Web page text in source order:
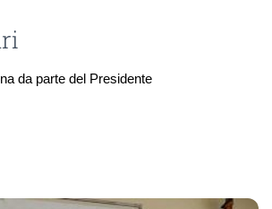
da parte del Presidente